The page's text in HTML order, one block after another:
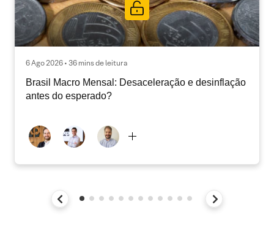
6 Ago 2026 • 36 mins de leitura
Brasil Macro Mensal: Desaceleração e desinflação
antes do esperado?